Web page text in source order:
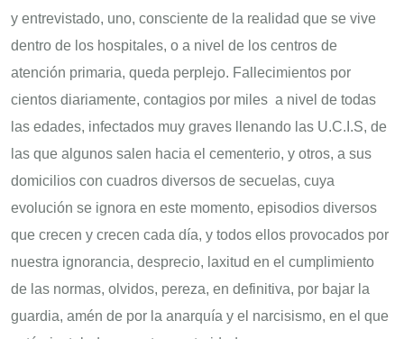
y entrevistado, uno, consciente de la realidad que se vive
dentro de los hospitales, o a nivel de los centros de
atención primaria, queda perplejo. Fallecimientos por
cientos diariamente, contagios por miles a nivel de todas
las edades, infectados muy graves llenando las U.C.I.S, de
las que algunos salen hacia el cementerio, y otros, a sus
domicilios con cuadros diversos de secuelas, cuya
evolución se ignora en este momento, episodios diversos
que crecen y crecen cada día, y todos ellos provocados por
nuestra ignorancia, desprecio, laxitud en el cumplimiento
de las normas, olvidos, pereza, en definitiva, por bajar la
guardia, amén de por la anarquía y el narcisismo, en el que